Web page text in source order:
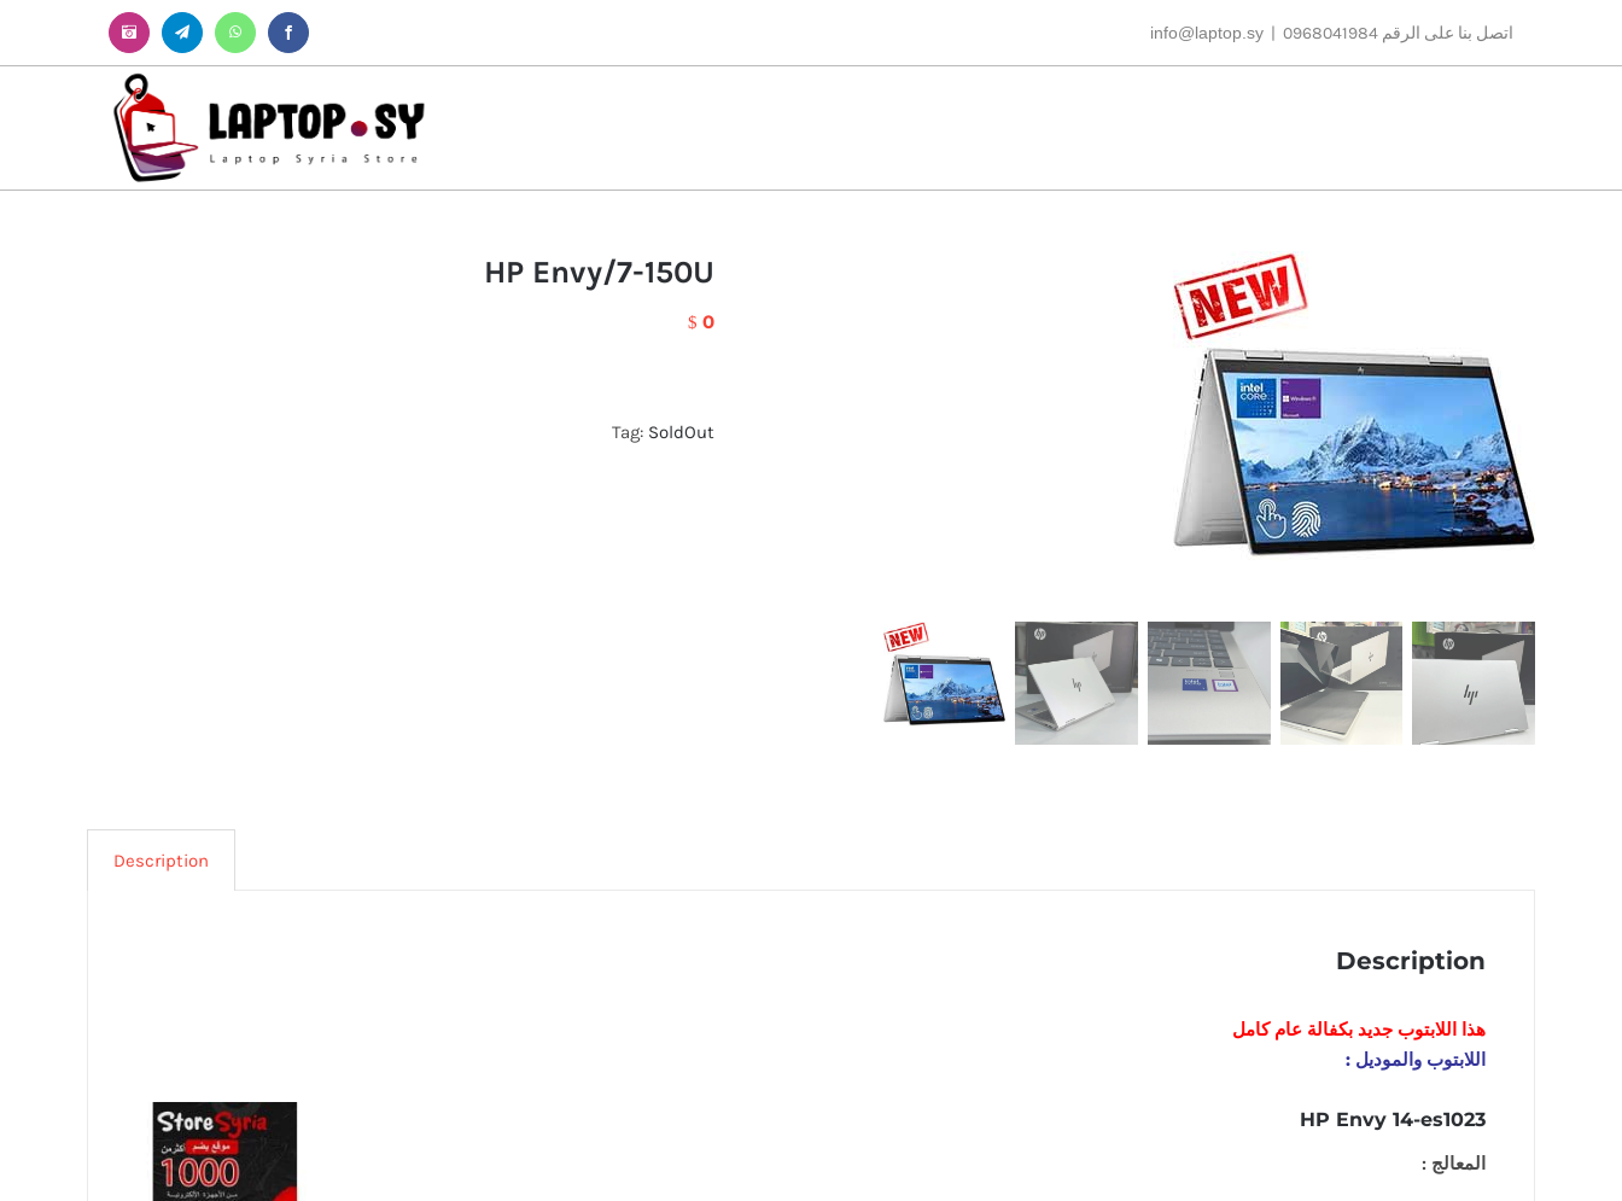
اتصل بنا على الرقم 0968041984 |
info@laptop.sy
Facebook
WhatsApp
Telegram
Instagram
HP Envy/7-150U
$ 0
Tag: SoldOut
Description
Description
هذا اللابتوب جديد بكفالة عام كامل
اللابتوب والموديل :
HP Envy 14-es1023
المعالج :